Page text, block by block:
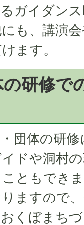
ガイダン
も、講演
ます。
研修で
団体の研
ドや洞村
ともでき
ますので
くぼまち